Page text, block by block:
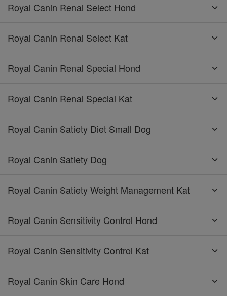
Royal Canin Renal Select Hond
Royal Canin Renal Select Kat
Royal Canin Renal Special Hond
Royal Canin Renal Special Kat
Royal Canin Satiety Diet Small Dog
Royal Canin Satiety Dog
Royal Canin Satiety Weight Management Kat
Royal Canin Sensitivity Control Hond
Royal Canin Sensitivity Control Kat
Royal Canin Skin Care Hond